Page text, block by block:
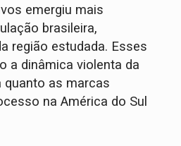
emergiu mais
brasileira,
região estudada. Esses
a dinâmica violenta da
as marcas
na América do Sul